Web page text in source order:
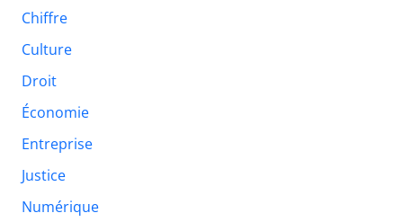
Chiffre
Culture
Droit
Économie
Entreprise
Justice
Numérique